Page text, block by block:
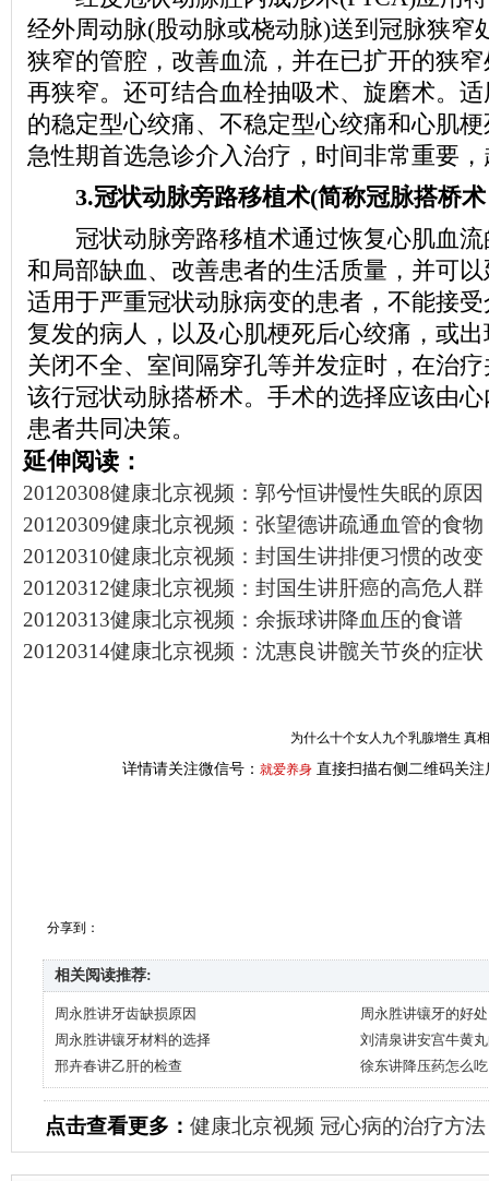
经外周动脉(股动脉或桡动脉)送到冠脉狭窄
狭窄的管腔，改善血流，并在已扩开的狭
再狭窄。还可结合血栓抽吸术、旋磨术。
的稳定型心绞痛、不稳定型心绞痛和心肌
急性期首选急诊介入治疗，时间非常重要
3.冠状动脉旁路移植术(简称冠脉搭桥
冠状动脉旁路移植术通过恢复心肌血流
和局部缺血、改善患者的生活质量，并可
适用于严重冠状动脉病变的患者，不能接
复发的病人，以及心肌梗死后心绞痛，或
关闭不全、室间隔穿孔等并发症时，在治
该行冠状动脉搭桥术。手术的选择应该由
患者共同决策。
延伸阅读：
20120308健康北京视频：郭兮恒讲慢性失眠的原因
20120309健康北京视频：张望德讲疏通血管的食物
20120310健康北京视频：封国生讲排便习惯的改变
20120312健康北京视频：封国生讲肝癌的高危人群
20120313健康北京视频：余振球讲降血压的食谱
20120314健康北京视频：沈惠良讲髋关节炎的症状
为什么十个女人九个乳腺增生 真
详情请关注微信号： 就爱养身 直接扫描右侧二维码关注
分享到：
相关阅读推荐:
周永胜讲牙齿缺损原因
周永胜讲镶牙的好处
周永胜讲镶牙材料的选择
刘清泉讲安宫牛黄
邢卉春讲乙肝的检查
徐东讲降压药怎么吃
点击查看更多： 健康北京视频 冠心病的治疗方法